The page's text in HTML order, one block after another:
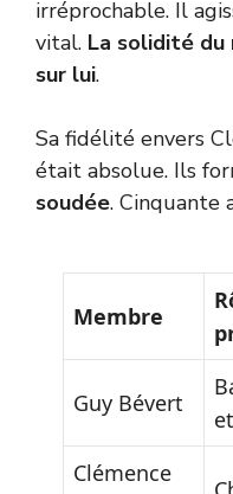
irréprochable. Il
vital. La solidité
sur lui.
Sa fidélité envers
était absolue. Ils
soudée. Cinquante
Membre
Guy Bévert
Clémence